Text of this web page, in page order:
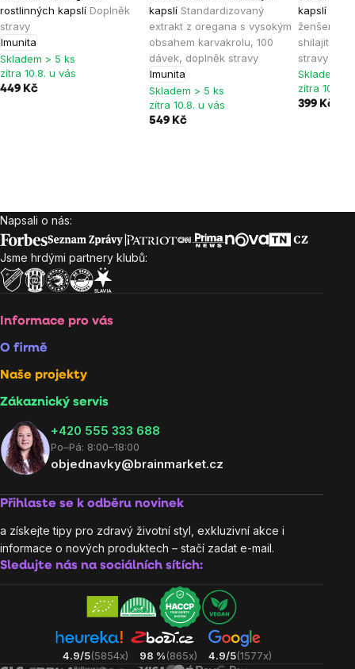
rostlinných kapslí Doplněk
stravy
Imunita
Skladem > 5 ks
zítra 10.8. u vás
449 Kč
kapslí Standardizovaný
extrakt z oregana s vysokým
obsahem karvakrolu, 100
dávek, doplněk stravy
Imunita
Skladem > 5 ks
zítra 10.8. u vás
549 Kč
kapslí
ženšenu
shilajit, 60
stravy
Skladem >
zítra 10.8.
399 Kč
Zápatí
Napsali o nás:
Jsme hrdými partnery klubů:
Informace pro vás
O firmě
Naše projekty
Zákaznický servis
‭+420 555 333 688
Po–Pá: 8:00–18:00
objednavky@brainmarket.cz
Přihlaste se k odběru novinek
a získejte tipy pro zdravý životní styl, exkluzivní akce i
informace o nových produktech – stačí zadat e-mail.
Sledujte nás na sociálních sítích:
4.9/5(5854x) 98 %(865x) 4.9/5(1577x)